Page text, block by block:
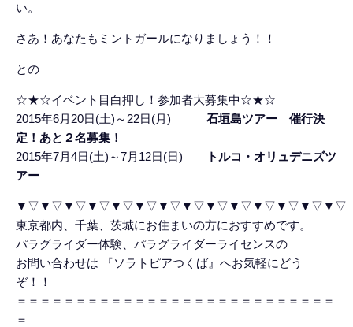
い。
さあ！あなたもミントガールになりましょう！！
との
☆★☆イベント目白押し！参加者大募集中☆★☆
2015年6月20日(土)～22日(月) 石垣島ツアー 催行決
定！あと２名募集！
2015年7月4日(土)～7月12日(日)
トルコ・オリュデニズツ
アー
▼▽▼▽▼▽▼▽▼▽▼▽▼▽▼▽▼▽▼▽▼▽▼▽▼▽▼▽
東京都内、千葉、茨城にお住まいの方におすすめです。
パラグライダー体験、パラグライダーライセンスの
お問い合わせは 『ソラトピアつくば』へお気軽にどう
ぞ！！
＝＝＝＝＝＝＝＝＝＝＝＝＝＝＝＝＝＝＝＝＝＝＝＝＝＝＝
＝